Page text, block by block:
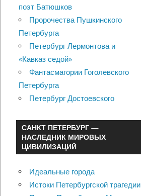
поэт Батюшков
Пророчества Пушкинского
Петербурга
Петербург Лермонтова и
«Кавказ седой»
Фантасмагории Гоголевского
Петербурга
Петербург Достоевского
САНКТ ПЕТЕРБУРГ —
НАСЛЕДНИК МИРОВЫХ
ЦИВИЛИЗАЦИЙ
Идеальные города
Истоки Петербургской трагедии